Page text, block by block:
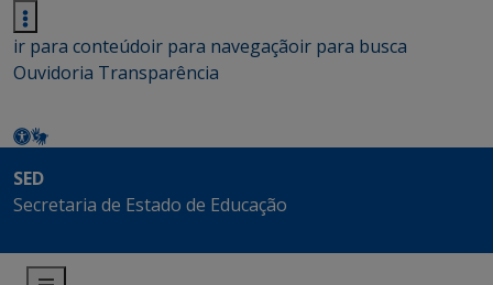
ir para conteúdoir para navegaçãoir para busca
Ouvidoria Transparência
SED
Secretaria de Estado de Educação